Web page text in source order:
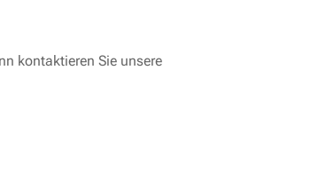
kontaktieren Sie unsere